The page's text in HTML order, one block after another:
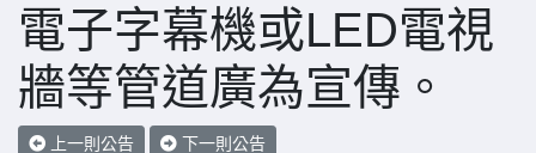
電子字幕機或LED電視
牆等管道廣為宣傳。
上一則公告 下一則公告